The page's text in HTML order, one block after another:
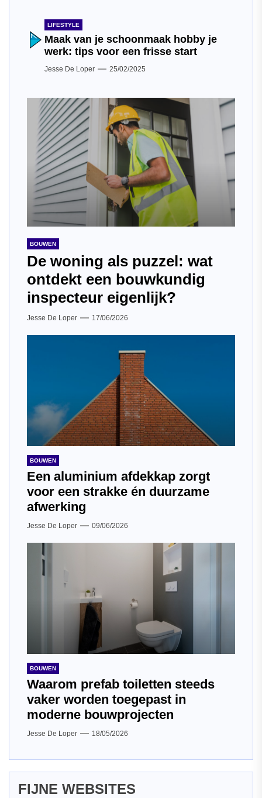
LIFESTYLE
Maak van je schoonmaak hobby je
werk: tips voor een frisse start
Jesse De Loper 25/02/2025
BOUWEN
De woning als puzzel: wat
ontdekt een bouwkundig
inspecteur eigenlijk?
Jesse De Loper 17/06/2026
BOUWEN
Een aluminium afdekkap zorgt
voor een strakke én duurzame
afwerking
Jesse De Loper 09/06/2026
BOUWEN
Waarom prefab toiletten steeds
vaker worden toegepast in
moderne bouwprojecten
Jesse De Loper 18/05/2026
FIJNE WEBSITES